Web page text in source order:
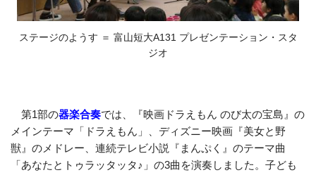
ステージのようす ＝ 富山短大A131 プレゼンテーション・スタ
ジオ
第1部の器楽合奏では、『映画ドラえもん のび太の宝島』の
メインテーマ「ドラえもん」、ディズニー映画『美女と野
獣』のメドレー、連続テレビ小説『まんぷく』のテーマ曲
「あなたとトゥラッタッタ♪」の3曲を演奏しました。子ども